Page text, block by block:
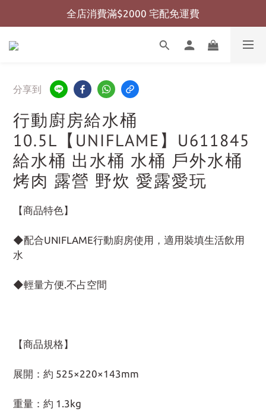
全店消費滿$999 超商免運費
全店消費滿$2000 宅配免運費
全店消費滿$999 超商免運費
分享到
行動廚房給水桶
10.5L【UNIFLAME】U611845
給水桶 出水桶 水桶 戶外水桶
烤肉 露營 野炊 愛露愛玩
【商品特色】
◆配合UNIFLAME行動廚房使用，適用裝填生活飲用
水
◆輕量方便.不占空間
【商品規格】
展開：約 525×220×143mm
重量：約 1.3kg